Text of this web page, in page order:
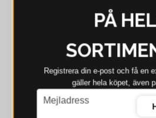
SVANEFORS
Svanefors Estelle
Gardin 2-pack Rosa
135x280 cm
PÅ
Registrera din e‑post och få en
gäller hela köpet, även
email
Mejladress